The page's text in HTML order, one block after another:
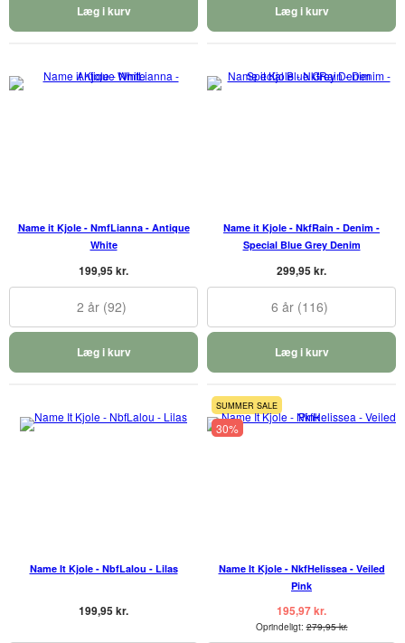
Læg i kurv Læg i kurv
Name it Kjole - NmfLianna - Antique
White
199,95 kr.
2 år (92)
Læg i kurv
Name it Kjole - NkfRain - Denim -
Special Blue Grey Denim
299,95 kr.
6 år (116)
Læg i kurv
Name It Kjole - NbfLalou - Lilas
199,95 kr.
SUMMER SALE
30%
Name It Kjole - NkfHelissea - Veiled
Pink
195,97 kr.
Oprindeligt:279,95 kr.